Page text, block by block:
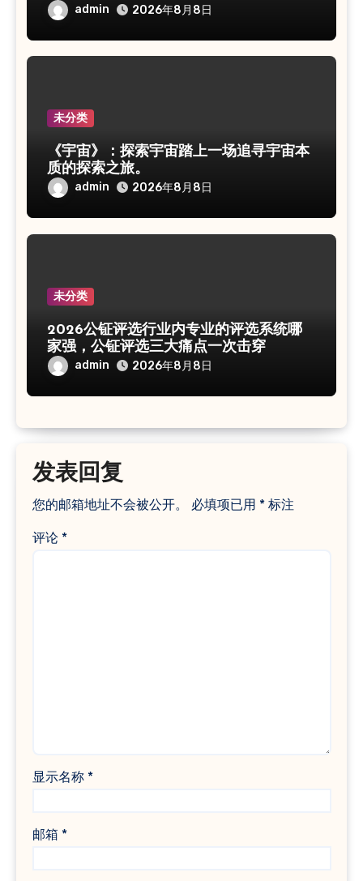
admin 2026年8月8日
未分类
《宇宙》：探索宇宙踏上一场追寻宇宙本
质的探索之旅。
admin 2026年8月8日
未分类
2026公钲评选行业内专业的评选系统哪
家强，公钲评选三大痛点一次击穿
admin 2026年8月8日
发表回复
您的邮箱地址不会被公开。 必填项已用 *标注
评论 *
显示名称 *
邮箱 *